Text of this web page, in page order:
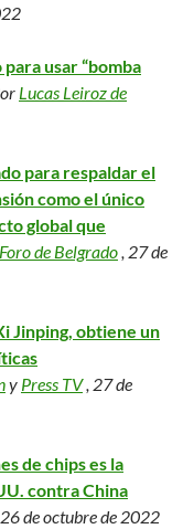
usar “bomba
Lucas Leiroz de
para respaldar el
como el único
global que
Foro de Belgrado, 27 de
Jinping, obtiene un
y Press TV, 27 de
de chips es la
contra China
de octubre de 2022